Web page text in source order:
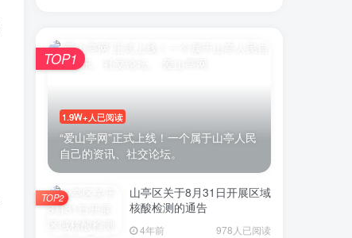
1.9W+人已阅读
“爱山亭网”正式上线！一个属于山亭人民
自己的资讯、社交论坛。
TOP1
山亭区关于8月31日开展区域
核酸检测的通告
4年前 978人已阅读
TOP2